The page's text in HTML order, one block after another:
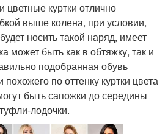
куртки отлично
выше колена, при условии,
носить такой наряд, имеет
может быть как в обтяжку, так и
подобранная обувь
по оттенку куртки цвета
быть сапожки до середины
лодочки.